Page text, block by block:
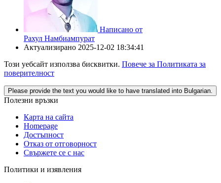
Написано от
Рахул Намбиампурат
Актуализирано 2025-12-02 18:34:41
Този уебсайт използва бисквитки. Повече за Политиката за
поверителност
Please provide the text you would like to have translated into Bulgarian.
Полезни връзки
Карта на сайта
Homepage
Достъпност
Отказ от отговорност
Свържете се с нас
Политики и изявления